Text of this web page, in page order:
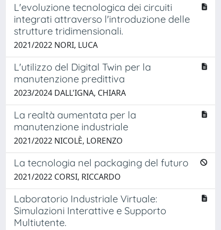
L'evoluzione tecnologica dei circuiti
integrati attraverso l'introduzione delle
strutture tridimensionali.
2021/2022 NORI, LUCA
L'utilizzo del Digital Twin per la
manutenzione predittiva
2023/2024 DALL'IGNA, CHIARA
La realtà aumentata per la
manutenzione industriale
2021/2022 NICOLÈ, LORENZO
La tecnologia nel packaging del futuro
2021/2022 CORSI, RICCARDO
Laboratorio Industriale Virtuale:
Simulazioni Interattive e Supporto
Multiutente.